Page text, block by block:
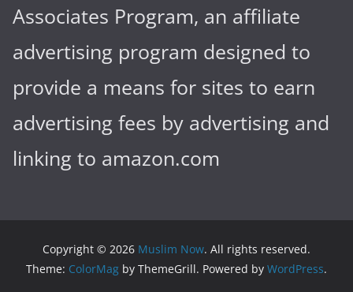
Associates Program, an affiliate
advertising program designed to
provide a means for sites to earn
advertising fees by advertising and
linking to amazon.com
Copyright © 2026 Muslim Now. All rights reserved.
Theme: ColorMag by ThemeGrill. Powered by WordPress.